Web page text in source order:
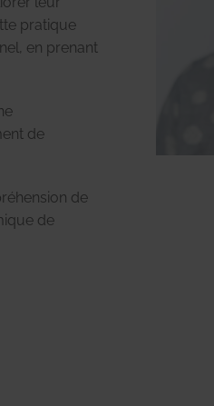
pratique
en prenant
de
de
de